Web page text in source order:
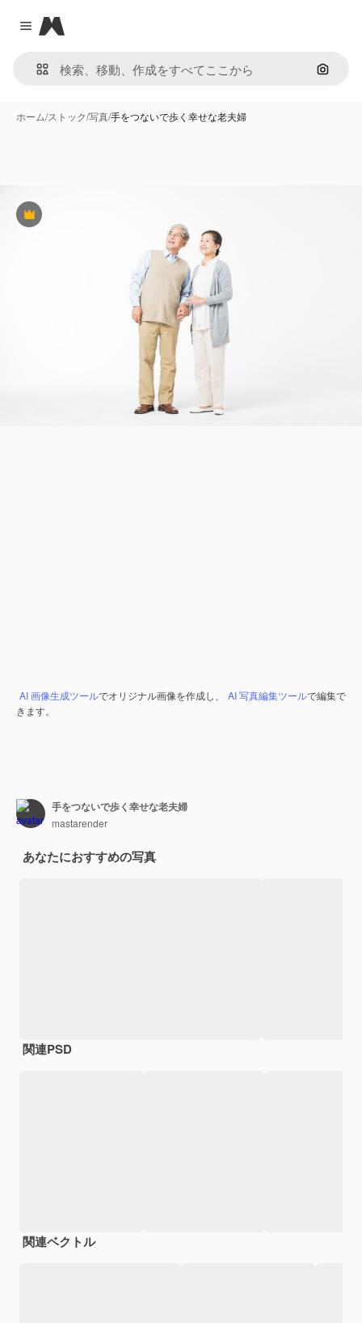
Close menu
Magnific
画像で
ホーム/ストック/写真/手をつないで歩く幸せな老夫婦
Premium
AI 画像生成ツールでオリジナル画像を作成し、 AI 写真編集ツールで編集で
きます。
手をつないで歩く幸せな老夫婦
mastarender
あなたにおすすめの写真
関連PSD
関連ベクトル